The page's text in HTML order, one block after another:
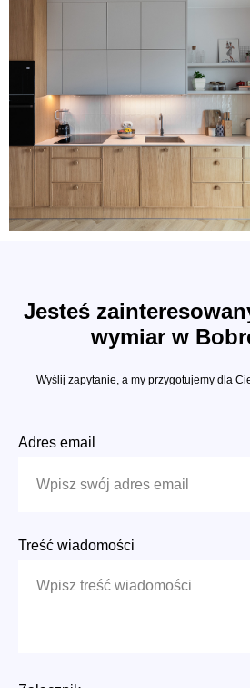
Jesteś
wymiar w
Wyślij zapytanie, a my przygotujemy dla
Adres email
Treść wiadomości